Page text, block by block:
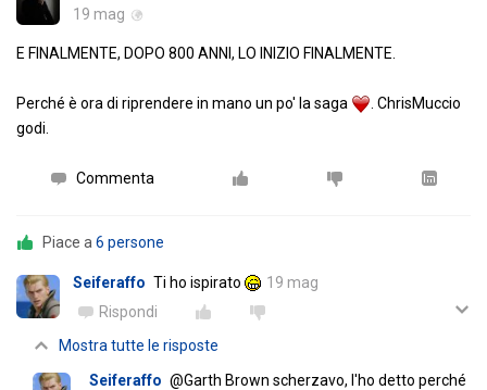
19 mag
E FINALMENTE, DOPO 800 ANNI, LO INIZIO FINALMENTE.
Perché è ora di riprendere in mano un po' la saga
. ChrisMuccio
godi.
Commenta
Piace a 6 persone
Seiferaffo Ti ho ispirato
19 mag
Rispondi
Mostra tutte le risposte
Seiferaffo @Garth Brown scherzavo, l'ho detto perché